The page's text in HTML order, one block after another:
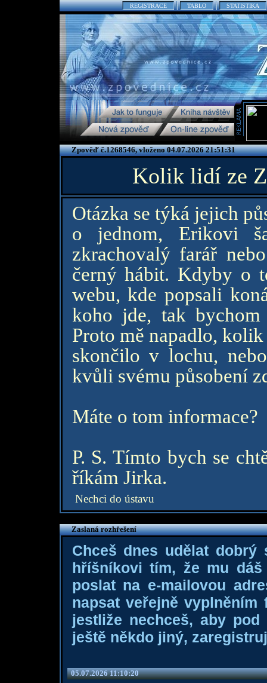
REGISTRACE TABLO STATISTIKA
Zpověď č.1268546, vloženo 04.07.2026 21:51:31
Kolik lidí ze
Otázka se týká jejich
o jednom, Erikovi
zkrachovalý farář
černý hábit. Kdyby o
webu, kde popsali
koho jde, tak
Proto mě napadlo,
skončilo v lochu,
kvůli svému působení
Máte o tom informace?
P. S. Tímto bych se
říkám Jirka.
Nechci do ústavu
Zaslaná rozhřešení
Chceš dnes udělat dobrý
hříšníkovi tím, že mu
poslat na e-mailovou
napsat veřejně
jestliže nechceš, aby
ještě někdo jiný,
05.07.2026 11:10:20